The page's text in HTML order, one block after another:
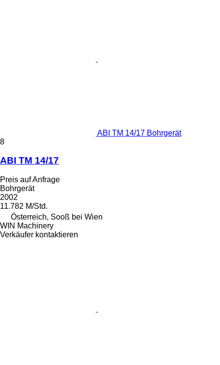
ABI TM 14/17 Bohrgerät
8
ABI TM 14/17
Preis auf Anfrage
Bohrgerät
2002
11.782 M/Std.
Österreich, Sooß bei Wien
WIN Machinery
Verkäufer kontaktieren